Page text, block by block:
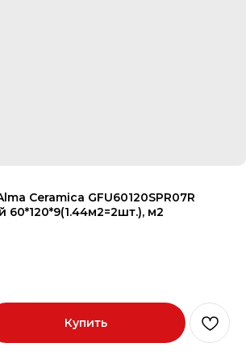
Ceramica GFU60120SPR07R
60*120*9(1.44м2=2шт.), м2
Купить